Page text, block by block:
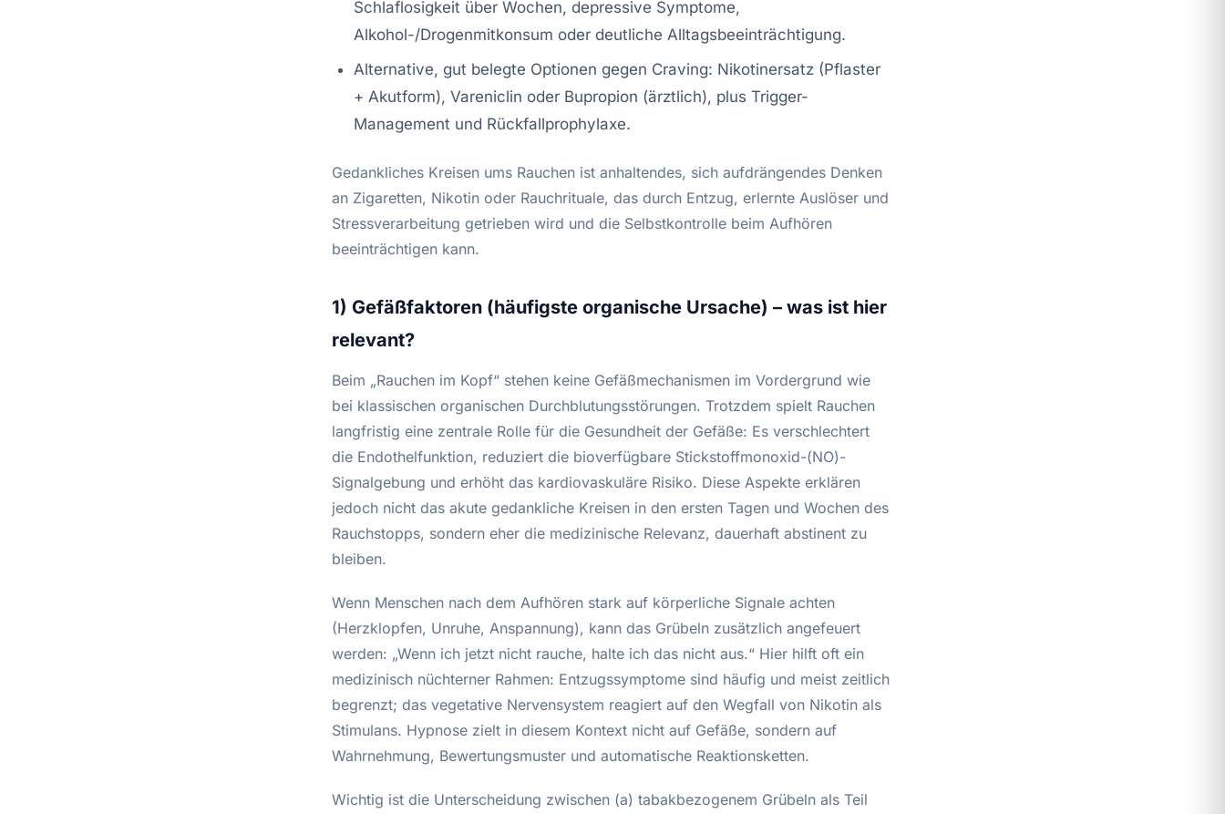
Schlaflosigkeit über Wochen, depressive Symptome,
Alkohol-/Drogenmitkonsum oder deutliche Alltagsbeeinträchtigung.
Alternative, gut belegte Optionen gegen Craving: Nikotinersatz (Pflaster
+ Akutform), Vareniclin oder Bupropion (ärztlich), plus Trigger-
Management und Rückfallprophylaxe.
Gedankliches Kreisen ums Rauchen ist anhaltendes, sich aufdrängendes Denken
an Zigaretten, Nikotin oder Rauchrituale, das durch Entzug, erlernte Auslöser und
Stressverarbeitung getrieben wird und die Selbstkontrolle beim Aufhören
beeinträchtigen kann.
1) Gefäßfaktoren (häufigste organische Ursache) – was ist hier
relevant?
Beim „Rauchen im Kopf“ stehen keine Gefäßmechanismen im Vordergrund wie
bei klassischen organischen Durchblutungsstörungen. Trotzdem spielt Rauchen
langfristig eine zentrale Rolle für die Gesundheit der Gefäße: Es verschlechtert
die Endothelfunktion, reduziert die bioverfügbare Stickstoffmonoxid-(NO)-
Signalgebung und erhöht das kardiovaskuläre Risiko. Diese Aspekte erklären
jedoch nicht das akute gedankliche Kreisen in den ersten Tagen und Wochen des
Rauchstopps, sondern eher die medizinische Relevanz, dauerhaft abstinent zu
bleiben.
Wenn Menschen nach dem Aufhören stark auf körperliche Signale achten
(Herzklopfen, Unruhe, Anspannung), kann das Grübeln zusätzlich angefeuert
werden: „Wenn ich jetzt nicht rauche, halte ich das nicht aus.“ Hier hilft oft ein
medizinisch nüchterner Rahmen: Entzugssymptome sind häufig und meist zeitlich
begrenzt; das vegetative Nervensystem reagiert auf den Wegfall von Nikotin als
Stimulans. Hypnose zielt in diesem Kontext nicht auf Gefäße, sondern auf
Wahrnehmung, Bewertungsmuster und automatische Reaktionsketten.
Wichtig ist die Unterscheidung zwischen (a) tabakbezogenem Grübeln als Teil